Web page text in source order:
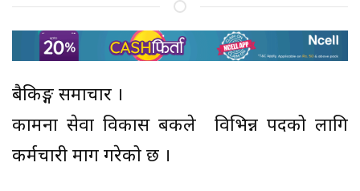
बैकिङ्ग समाचार ।
कामना सेवा विकास बैंकले विभिन्न पदको लागि
कर्मचारी माग गरेको छ ।